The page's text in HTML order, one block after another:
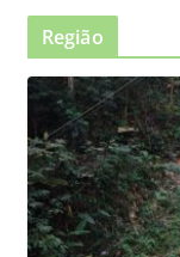
Região